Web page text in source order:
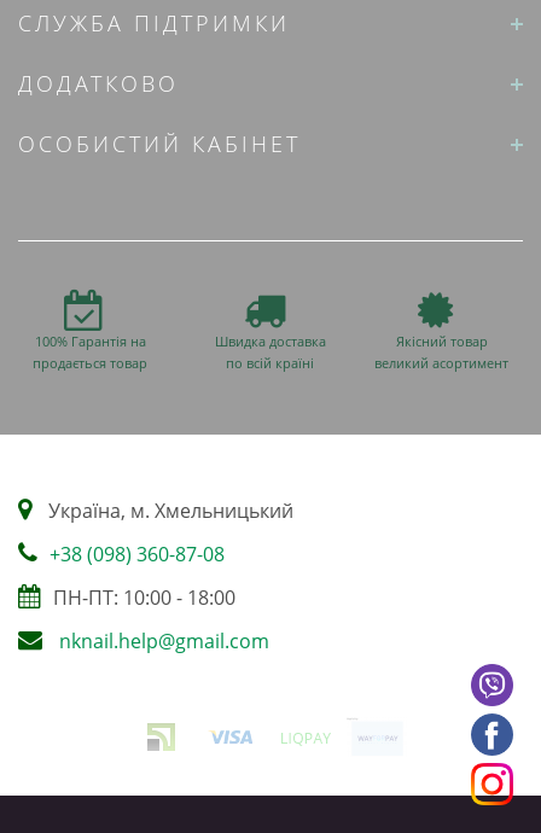
СЛУЖБА ПІДТРИМКИ
ДОДАТКОВО
ОСОБИСТИЙ КАБІНЕТ
100% Гарантія на
продається товар
Швидка доставка
по всій країні
Якісний товар
великий асортимент
Українa, м. Хмельницький
+38 (098) 360-87-08
ПН-ПТ: 10:00 - 18:00
nknail.help@gmail.com